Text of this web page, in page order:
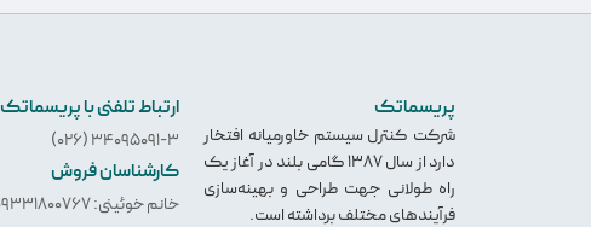
پریسماتک
شرکت کنترل سیستم خاورمیانه افتخار
دارد از سال 1387 گامی بلند در آغاز یک
راه طولانی جهت طراحی و بهینه‌سازی
فرآیندهای مختلف برداشته است.
ارتباط تلفنی با پریسماتک
34095091-3 (026)
کارشناسان فروش
خانم خوئینی: 09331800767